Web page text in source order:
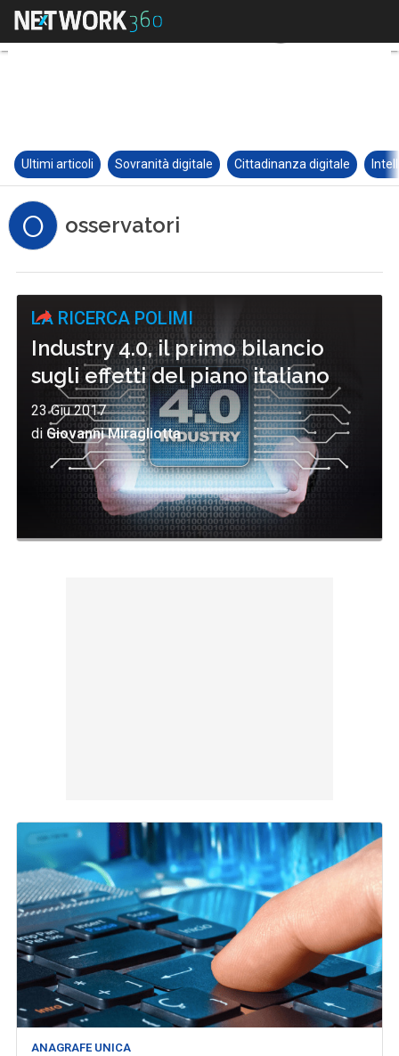
Ultimi articoli Sovranità digitale Cittadinanza digitale
O osservatori
LA RICERCA POLIMI
Industry 4.0, il primo bilancio
sugli effetti del piano italiano
23 Giu 2017
di Giovanni Miragliotta
ANAGRAFE UNICA